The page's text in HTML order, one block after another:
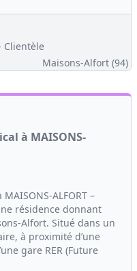
Clientèle
Maisons-Alfort (94)
à MAISONS-
MAISONS-ALFORT –
résidence donnant
Alfort. Situé dans un
à proximité d’une
gare RER (Future